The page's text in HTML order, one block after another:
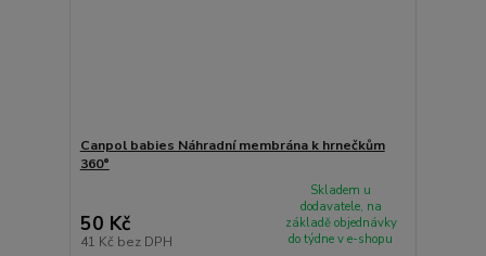
Canpol babies Náhradní membrána k hrnečkům
360°
50 Kč
41 Kč bez DPH
Skladem u
dodavatele, na
základě objednávky
do týdne v e-shopu